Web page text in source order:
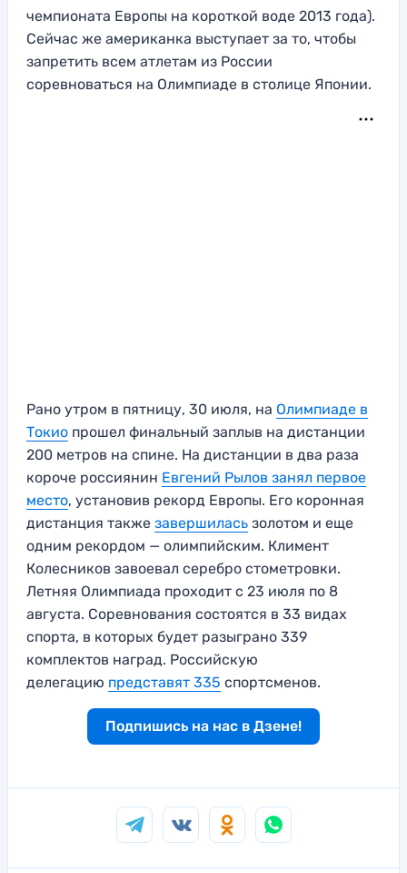
чемпионата Европы на короткой воде 2013 года).
Сейчас же американка выступает за то, чтобы
запретить всем атлетам из России
соревноваться на Олимпиаде в столице Японии.
Рано утром в пятницу, 30 июля, на Олимпиаде в
Токио прошел финальный заплыв на дистанции
200 метров на спине. На дистанции в два раза
короче россиянин Евгений Рылов занял первое
место, установив рекорд Европы. Его коронная
дистанция также завершилась золотом и еще
одним рекордом — олимпийским. Климент
Колесников завоевал серебро стометровки.
Летняя Олимпиада проходит с 23 июля по 8
августа. Соревнования состоятся в 33 видах
спорта, в которых будет разыграно 339
комплектов наград. Российскую
делегацию представят 335 спортсменов.
Подпишись на нас в Дзене!